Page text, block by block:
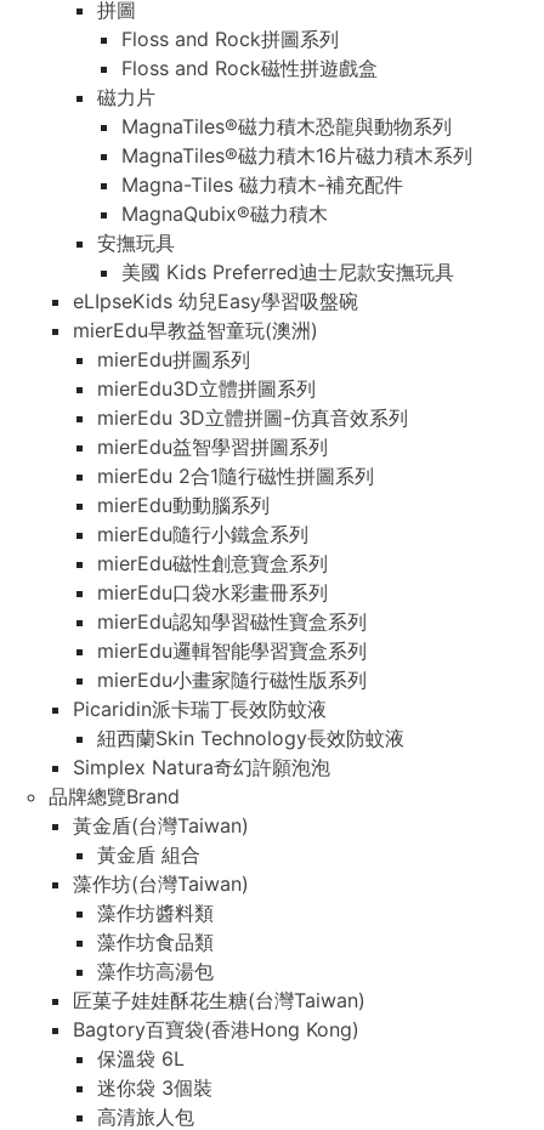
拼圖
Floss and Rock拼圖系列
Floss and Rock磁性拼遊戲盒
磁力片
MagnaTiles®磁力積木恐龍與動物系列
MagnaTiles®磁力積木16片磁力積木系列
Magna-Tiles 磁力積木-補充配件
MagnaQubix®磁力積木
安撫玩具
美國 Kids Preferred迪士尼款安撫玩具
eLIpseKids 幼兒Easy學習吸盤碗
mierEdu早教益智童玩(澳洲)
mierEdu拼圖系列
mierEdu3D立體拼圖系列
mierEdu 3D立體拼圖-仿真音效系列
mierEdu益智學習拼圖系列
mierEdu 2合1隨行磁性拼圖系列
mierEdu動動腦系列
mierEdu隨行小鐵盒系列
mierEdu磁性創意寶盒系列
mierEdu口袋水彩畫冊系列
mierEdu認知學習磁性寶盒系列
mierEdu邏輯智能學習寶盒系列
mierEdu小畫家隨行磁性版系列
Picaridin派卡瑞丁長效防蚊液
紐西蘭Skin Technology長效防蚊液
Simplex Natura奇幻許願泡泡
品牌總覽Brand
黃金盾(台灣Taiwan)
黃金盾 組合
藻作坊(台灣Taiwan)
藻作坊醬料類
藻作坊食品類
藻作坊高湯包
匠菓子娃娃酥花生糖(台灣Taiwan)
Bagtory百寶袋(香港Hong Kong)
保溫袋 6L
迷你袋 3個裝
高清旅人包